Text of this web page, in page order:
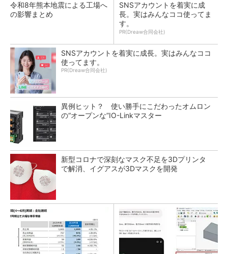
令和8年熊本地震による工場へ
の影響まとめ
SNSアカウントを着実に成
長。実はみんなココ使ってま
す。
PR(Dreaw合同会社)
SNSアカウントを着実に成長。実はみんなココ
使ってます。
PR(Dreaw合同会社)
異例ヒット？ 使い勝手にこだわったオムロン
の“オープンな”IO-Linkマスター
新型コロナで深刻なマスク不足を3Dプリンタ
で解消、イグアスが3Dマスクを開発